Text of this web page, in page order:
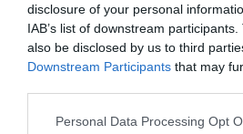
disclosure of your personal
IAB’s list of downstream
also be disclosed by us to third
Downstream Participants that may
Personal Data Processing Opt
Legfrissebb
Munkanélküliség: